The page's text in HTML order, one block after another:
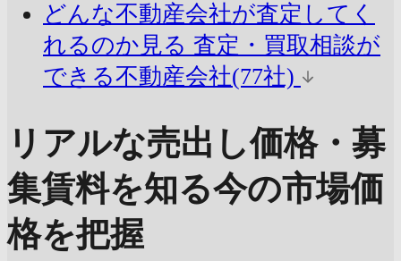
どんな不動産会社が査定してく
れるのか見る 査定・買取相談が
できる不動産会社(77社)
リアルな売出し価格・募
集賃料を知る今の市場価
格を把握